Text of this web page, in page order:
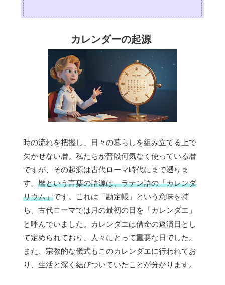
カレンダーの起源
時の流れを把握し、日々の暮らしを組み立てる上で
欠かせない暦。私たちが普段何気なく使っている暦
ですが、その起源は古代ローマ時代にまで遡りま
す。 暦という言葉の語源は、ラテン語の「カレンダ
リウム」です。これは「勘定帳」という意味を持
ち、古代ローマでは月の最初の日を「カレンダエ」
と呼んでいました。カレンダエは借金の返済日とし
て定められており、人々にとって重要な日でした。
また、宗教的な儀式もこのカレンダエに行われてお
り、生活と深く結びついていたことが分かります。